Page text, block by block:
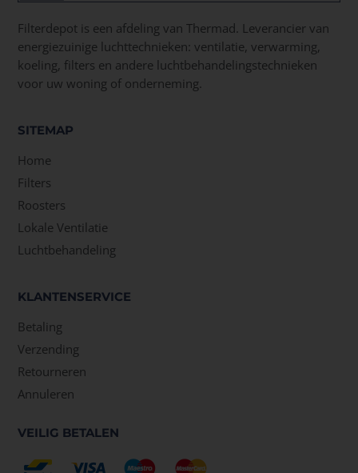
Filterdepot is een afdeling van Thermad. Leverancier van
energiezuinige luchttechnieken: ventilatie, verwarming,
koeling, filters en andere luchtbehandelingstechnieken
voor uw woning of onderneming.
SITEMAP
Home
Filters
Roosters
Lokale Ventilatie
Luchtbehandeling
KLANTENSERVICE
Betaling
Verzending
Retourneren
Annuleren
VEILIG BETALEN